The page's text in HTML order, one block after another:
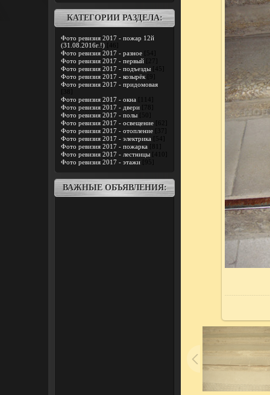
КАТЕГОРИИ РАЗДЕЛА:
Фото ревизия 2017 - пожар 12й
(31.08.2016г.!) [46]
Фото ревизия 2017 - разное [54]
Фото ревизия 2017 - первый [27]
Фото ревизия 2017 - подъезды [45]
Фото ревизия 2017 - козырёк [9]
Фото ревизия 2017 - придомовая
[38]
Фото ревизия 2017 - окна [114]
Фото ревизия 2017 - двери [78]
Фото ревизия 2017 - полы [50]
Фото ревизия 2017 - освещение [62]
Фото ревизия 2017 - отопление [37]
Фото ревизия 2017 - электрика [54]
Фото ревизия 2017 - пожарка [81]
Фото ревизия 2017 - лестницы [410]
Фото ревизия 2017 - этажи [95]
ВАЖНЫЕ ОБЪЯВЛЕНИЯ: